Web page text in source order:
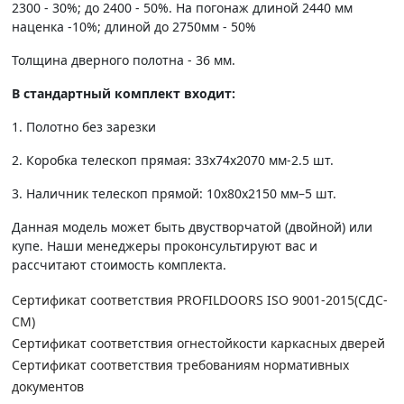
2300 - 30%; до 2400 - 50%. На погонаж длиной 2440 мм
наценка -10%; длиной до 2750мм - 50%
Толщина дверного полотна - 36 мм.
В стандартный комплект входит:
1. Полотно без зарезки
2. Коробка телескоп прямая: 33х74х2070 мм-2.5 шт.
3. Наличник телескоп прямой: 10х80х2150 мм–5 шт.
Данная модель может быть двустворчатой (двойной) или
купе. Наши менеджеры проконсультируют вас и
рассчитают стоимость комплекта.
Сертификат соответствия PROFILDOORS ISO 9001-2015(СДС-
СМ)
Сертификат соответствия огнестойкости каркасных дверей
Сертификат соответствия требованиям нормативных
документов